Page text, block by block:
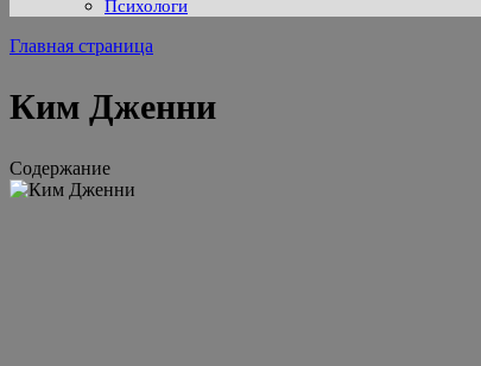
Психологи
Главная страница
Ким Дженни
Содержание